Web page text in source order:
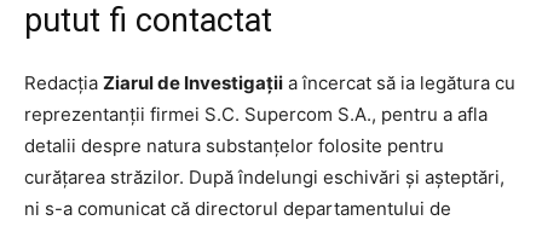
putut fi contactat
Redacția Ziarul de Investigații a încercat să ia legătura cu
reprezentanții firmei S.C. Supercom S.A., pentru a afla
detalii despre natura substanțelor folosite pentru
curățarea străzilor. După îndelungi eschivări și așteptări,
ni s-a comunicat că directorul departamentului de